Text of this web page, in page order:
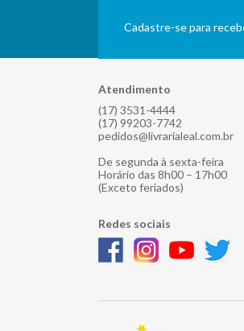
Cadastre-se para
Atendimento
(17) 3531-4444
(17) 99203-7742
pedidos@livrarialeal.com.br
De segunda à sexta-feira
Horário das 8h00 – 17h00
(Exceto feriados)
Redes sociais